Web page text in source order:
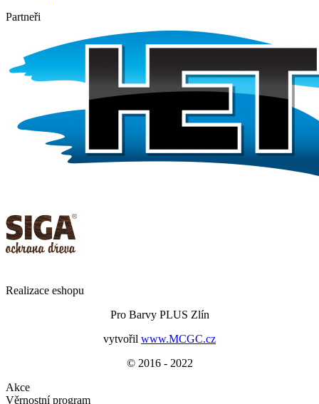
Partneři
Realizace eshopu
Pro Barvy PLUS Zlín
vytvořil www.MCGC.cz
© 2016 - 2022
Akce
Věrnostní program